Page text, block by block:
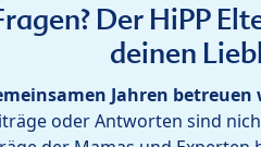
Der HiPP
deinen
Jahren
oder Antworten sind